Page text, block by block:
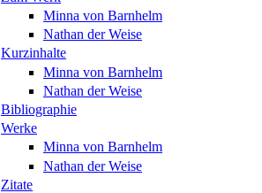
Minna von Barnhelm
Nathan der Weise
Kurzinhalte
Minna von Barnhelm
Nathan der Weise
Bibliographie
Werke
Minna von Barnhelm
Nathan der Weise
Zitate